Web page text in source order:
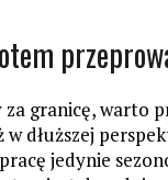
granicę, warto
dłuższej
jedynie